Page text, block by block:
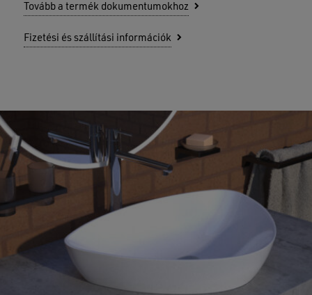
Tovább a termék dokumentumokhoz
Fizetési és szállítási információk